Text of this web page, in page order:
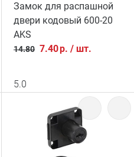
Замок для распашной
двери кодовый 600-20
AKS
14.80 7.40р. / шт.
5.0